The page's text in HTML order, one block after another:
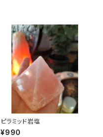
ピラミッド岩塩
¥990